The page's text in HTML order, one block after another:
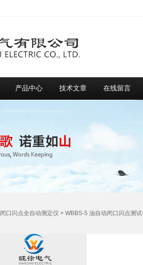
产品中心 技术文章 在线留言
闭口闪点全自动测定仪 > WBBS-5 油自动闭口闪点测试